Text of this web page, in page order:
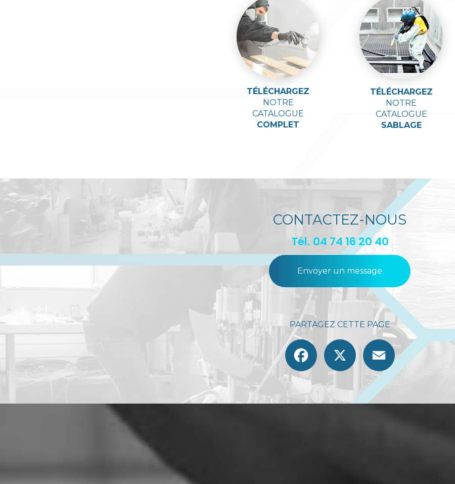
TÉLÉCHARGEZ
NOTRE
CATALOGUE
COMPLET
TÉLÉCHARGEZ
NOTRE
CATALOGUE
SABLAGE
CONTACTEZ-NOUS
Tél. 04 74 16 20 40
Envoyer un message
PARTAGEZ CETTE PAGE
Facebook
Email